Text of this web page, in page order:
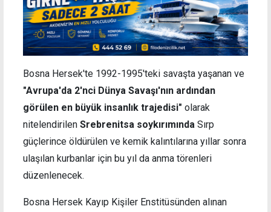
Bosna Hersek'te 1992-1995'teki savaşta yaşanan ve
"Avrupa'da 2'nci Dünya Savaşı'nın ardından
görülen en büyük insanlık trajedisi" olarak
nitelendirilen Srebrenitsa soykırımında Sırp
güçlerince öldürülen ve kemik kalıntılarına yıllar sonra
ulaşılan kurbanlar için bu yıl da anma törenleri
düzenlenecek.
Bosna Hersek Kayıp Kişiler Enstitüsünden alınan